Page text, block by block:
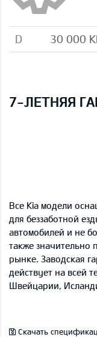
D 30 000
7-ЛЕТНЯЯ
Все Kia модели
для беззаботной
автомобилей и не
также значительно
рынке. Заводская
действует на всей
Швейцарии,
Скачать